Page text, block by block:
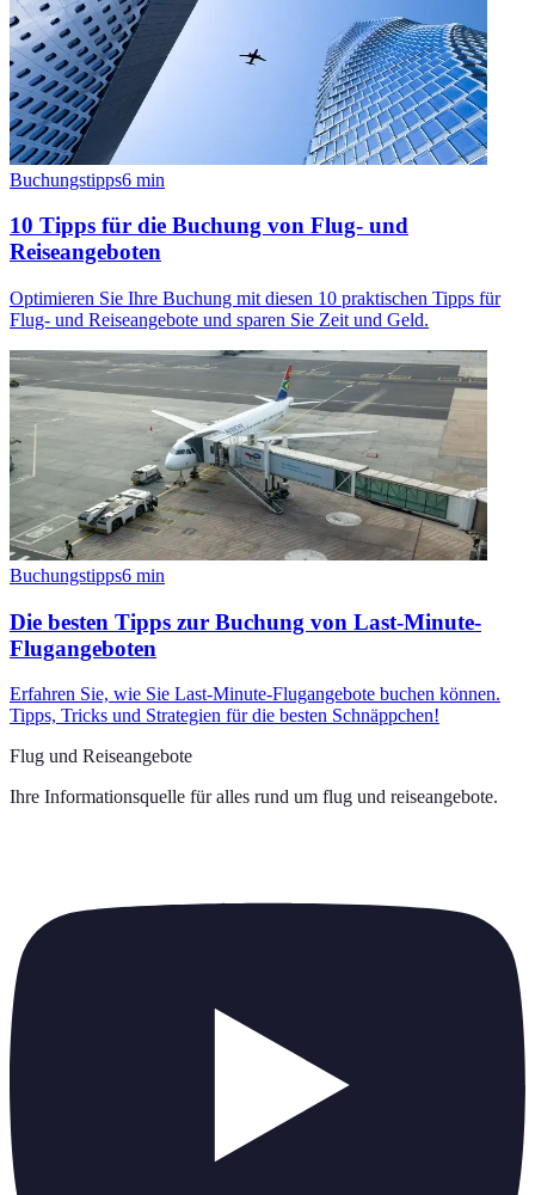
Buchungstipps6 min
10 Tipps für die Buchung von Flug- und
Reiseangeboten
Optimieren Sie Ihre Buchung mit diesen 10 praktischen Tipps für
Flug- und Reiseangebote und sparen Sie Zeit und Geld.
Buchungstipps6 min
Die besten Tipps zur Buchung von Last-Minute-
Flugangeboten
Erfahren Sie, wie Sie Last-Minute-Flugangebote buchen können.
Tipps, Tricks und Strategien für die besten Schnäppchen!
Flug und Reiseangebote
Ihre Informationsquelle für alles rund um flug und reiseangebote.